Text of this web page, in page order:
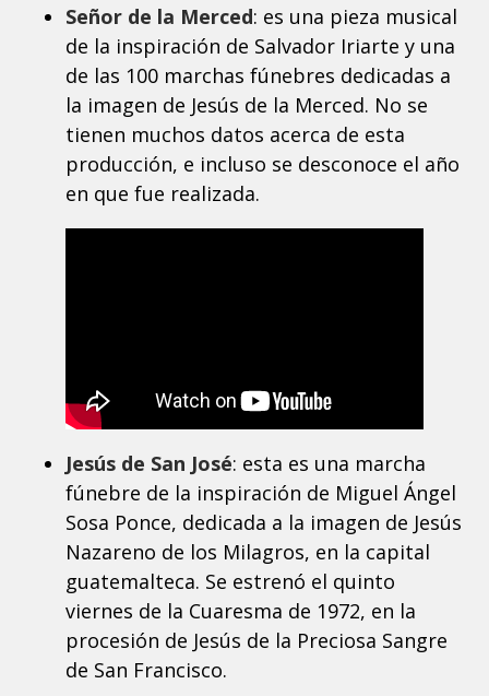
Señor de la Merced: es una pieza musical
de la inspiración de Salvador Iriarte y una
de las 100 marchas fúnebres dedicadas a
la imagen de Jesús de la Merced. No se
tienen muchos datos acerca de esta
producción, e incluso se desconoce el año
en que fue realizada.
Jesús de San José: esta es una marcha
fúnebre de la inspiración de Miguel Ángel
Sosa Ponce, dedicada a la imagen de Jesús
Nazareno de los Milagros, en la capital
guatemalteca. Se estrenó el quinto
viernes de la Cuaresma de 1972, en la
procesión de Jesús de la Preciosa Sangre
de San Francisco.